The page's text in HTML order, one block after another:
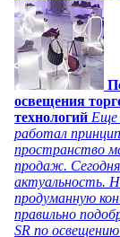
освещения
технологий Еще
работал
пространство
продаж.
актуальность.
продуманную
правильно
SR по